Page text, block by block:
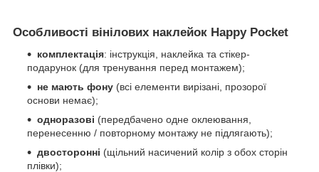
Особливості вінілових наклейок Happy Pocket
комплектація: інструкція, наклейка та стікер-
подарунок (для тренування перед монтажем);
не мають фону (всі елементи вирізані, прозорої
основи немає);
одноразові (передбачено одне оклеювання,
перенесенню / повторному монтажу не підлягають);
двосторонні (щільний насичений колір з обох сторін
плівки);